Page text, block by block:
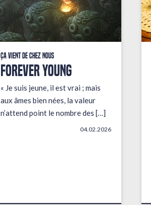
Ça vient de chez nous
FOREVER YOUNG
« Je suis jeune, il est vrai ; mais
aux âmes bien nées, la valeur
n’attend point le nombre des […]
04.02.2026